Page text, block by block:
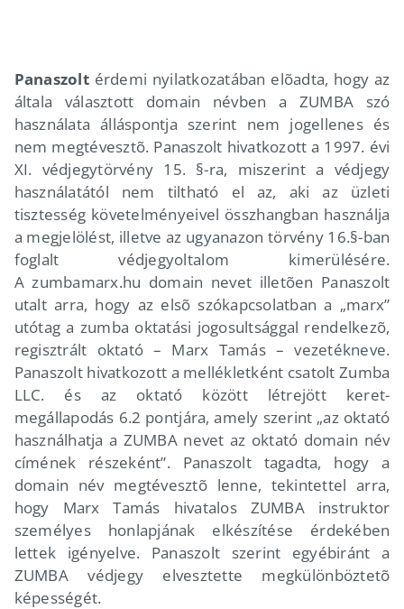
Panaszoltérdemi nyilatkozatában elõadta, hogy az
általa választott domain névben a ZUMBA szó
használata álláspontja szerint nem jogellenes és
nem megtévesztõ. Panaszolt hivatkozott a 1997. évi
XI. védjegytörvény 15. §-ra, miszerint a védjegy
használatától nem tiltható el az, aki az üzleti
tisztesség követelményeivel összhangban használja
a megjelölést, illetve az ugyanazon törvény 16.§-ban
foglalt védjegyoltalom kimerülésére.
A zumbamarx.hu domain nevet illetõen Panaszolt
utalt arra, hogy az elsõ szókapcsolatban a „marx”
utótag a zumba oktatási jogosultsággal rendelkezõ,
regisztrált oktató – Marx Tamás – vezetékneve.
Panaszolt hivatkozott a mellékletként csatolt Zumba
LLC. és az oktató között létrejött keret-
megállapodás 6.2 pontjára, amely szerint „az oktató
használhatja a ZUMBA nevet az oktató domain név
címének részeként”. Panaszolt tagadta, hogy a
domain név megtévesztõ lenne, tekintettel arra,
hogy Marx Tamás hivatalos ZUMBA instruktor
személyes honlapjának elkészítése érdekében
lettek igényelve. Panaszolt szerint egyébiránt a
ZUMBA védjegy elvesztette megkülönböztetõ
képességét.